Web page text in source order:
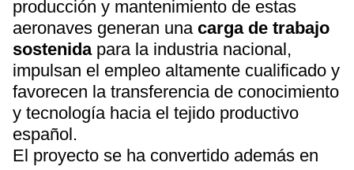
producción y mantenimiento de estas
aeronaves generan una carga de trabajo
sostenidapara la industria nacional,
impulsan el empleo altamente cualificado y
favorecen la transferencia de conocimiento
y tecnología hacia el tejido productivo
español.
El proyecto se ha convertido además en